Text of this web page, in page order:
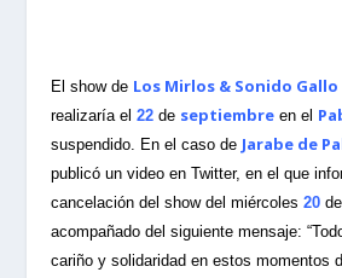
El show de Los Mirlos & Sonido
realizaría el 22 de septiembre en el
suspendido. En el caso de Jarabe de
publicó un video en Twitter, en el que
cancelación del show del miércoles20
acompañado del siguiente mensaje:
cariño y solidaridad en estos momentos